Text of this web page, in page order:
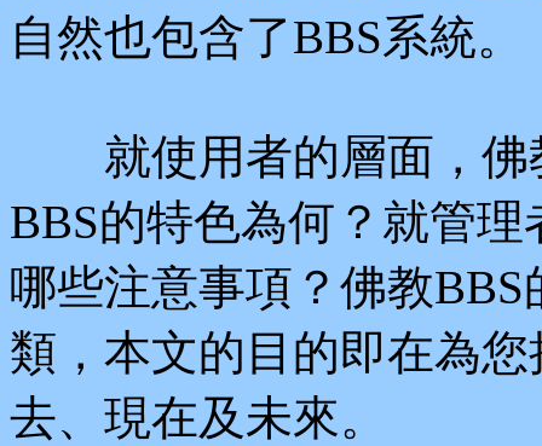
自然也包含了BBS系統。
就使用者的層面，佛
BBS的特色為何？就管
哪些注意事項？佛教
類，本文的目的即在為
去、現在及未來。